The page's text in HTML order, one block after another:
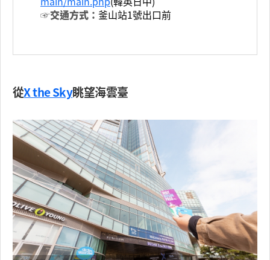
☞交通方式： 釜山站1號出口前
從X the Sky眺望海雲臺